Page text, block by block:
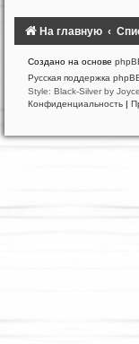
На главную
Создано на основе
Русская поддержка
Style: Black-Silver by
Конфиденциальность |